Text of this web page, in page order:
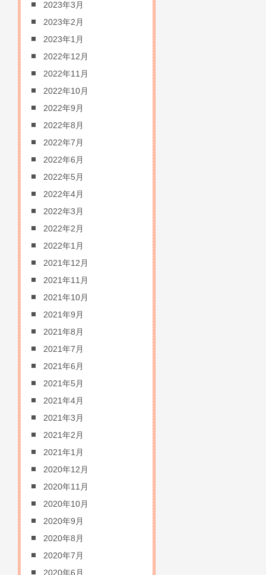
2023年3月
2023年2月
2023年1月
2022年12月
2022年11月
2022年10月
2022年9月
2022年8月
2022年7月
2022年6月
2022年5月
2022年4月
2022年3月
2022年2月
2022年1月
2021年12月
2021年11月
2021年10月
2021年9月
2021年8月
2021年7月
2021年6月
2021年5月
2021年4月
2021年3月
2021年2月
2021年1月
2020年12月
2020年11月
2020年10月
2020年9月
2020年8月
2020年7月
2020年6月